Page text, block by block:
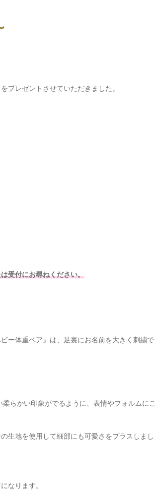
プレゼントさせていただきました。
受付にお尋ねください。
ー体重ベア』は、足裏にお名前を大きく刺繍
らかい印象がでるように、表情やフォルムに
生地を使用して細部にも可愛さをプラスしまし
なります。